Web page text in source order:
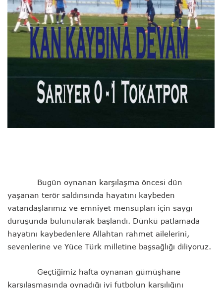
Bugün oynanan karşılaşma öncesi dün
yaşanan terör saldırısında hayatını kaybeden
vatandaşlarımız ve emniyet mensupları için saygı
duruşunda bulunularak başlandı. Dünkü patlamada
hayatını kaybedenlere Allahtan rahmet ailelerini,
sevenlerine ve Yüce Türk milletine başsağlığı diliyoruz.
Geçtiğimiz hafta oynanan gümüşhane
karşılaşmasında oynadığı iyi futbolun karşılığını